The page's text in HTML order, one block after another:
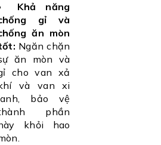
Khả năng
gỉ và
ăn mòn
Ngăn chặn
ăn mòn và
cho van xả
và van xi
bảo vệ
phần
khỏi hao